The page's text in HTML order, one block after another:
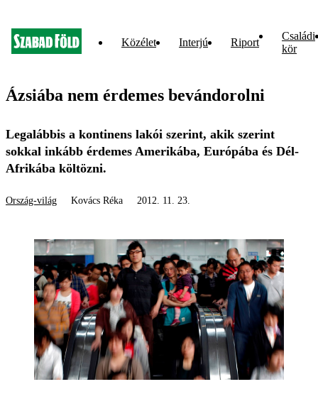
Közélet Interjú Riport
Családi
kör
Ázsiába nem érdemes bevándorolni
Legalábbis a kontinens lakói szerint, akik szerint
sokkal inkább érdemes Amerikába, Európába és Dél-
Afrikába költözni.
Ország-világ Kovács Réka 2012. 11. 23.